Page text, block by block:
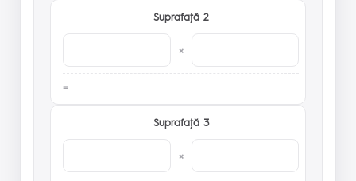
Suprafaţă 2
×
Suprafaţă 3
×